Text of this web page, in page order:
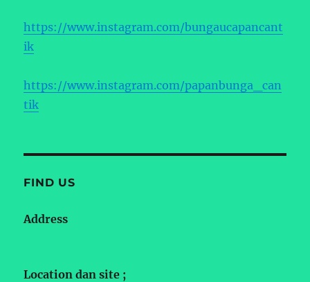
https://www.instagram.com/bungaucapancant
ik
https://www.instagram.com/papanbunga_can
tik
FIND US
Address
Location dan site ;